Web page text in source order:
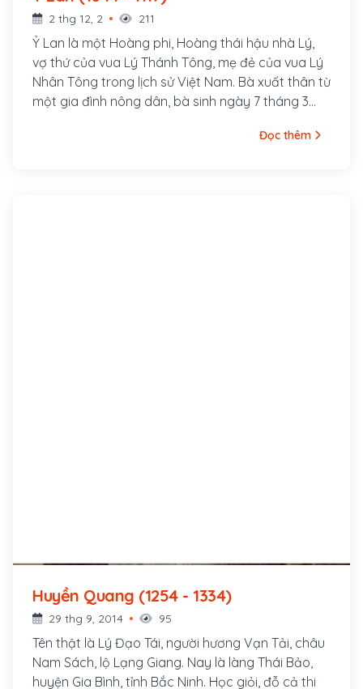
2 thg 12, 2 211
Ỷ Lan là một Hoàng phi, Hoàng thái hậu nhà Lý,
vợ thứ của vua Lý Thánh Tông, mẹ đẻ của vua Lý
Nhân Tông trong lịch sử Việt Nam. Bà xuất thân từ
một gia đình nông dân, bà sinh ngày 7 tháng 3
Giang (sau đổi là huyện Siêu Loại, tỉnh Bắc Ninh)
Đọc thêm
Huyền Quang (1254 - 1334)
29 thg 9, 2014 95
Tên thật là Lý Đạo Tái, người hương Vạn Tải, châu
Nam Sách, lộ Lạng Giang. Nay là làng Thái Bảo,
huyện Gia Bình, tỉnh Bắc Ninh. Học giỏi, đỗ cả thi